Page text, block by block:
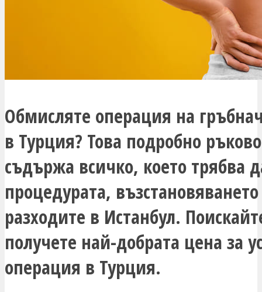
Обмисляте операция на
в Турция? Това подробно
съдържа всичко, което трябва
процедурата,
разходите в Истанбул.
получете най-добрата цена за
операция в Турция.